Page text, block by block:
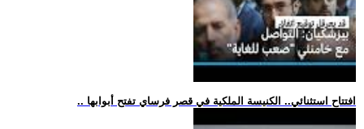
.. افتتاح استثنائي.. الكنيسة الملكية في قصر فرساي تفتح أبوابها